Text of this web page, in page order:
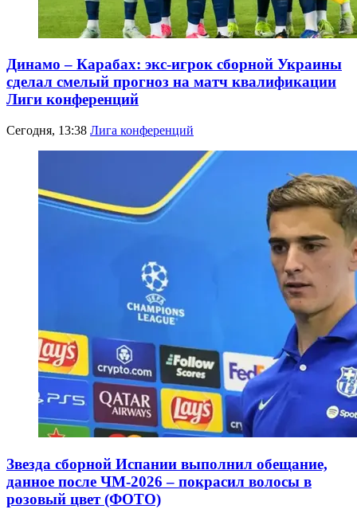
Динамо – Карабах: экс-игрок сборной Украины
сделал смелый прогноз на матч квалификации
Лиги конференций
Сегодня, 13:38 Лига конференций
Звезда сборной Испании выполнил обещание,
данное после ЧМ-2026 – покрасил волосы в
розовый цвет (ФОТО)